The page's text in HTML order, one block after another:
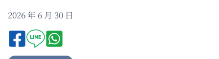
2026 年 6 月 30 日